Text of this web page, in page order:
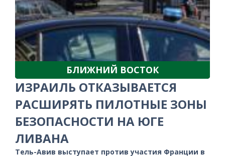
БЛИЖНИЙ ВОСТОК
ИЗРАИЛЬ ОТКАЗЫВАЕТСЯ
РАСШИРЯТЬ ПИЛОТНЫЕ ЗОНЫ
БЕЗОПАСНОСТИ НА ЮГЕ
ЛИВАНА
Тель-Авив выступает против участия Франции в